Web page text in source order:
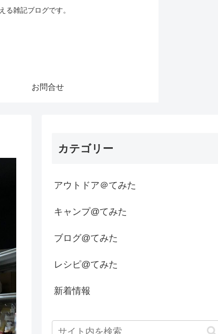
る雑記ブログです。
お問合せ
カテゴリー
アウトドア＠てみた
キャンプ@てみた
ブログ@てみた
レシピ@てみた
新着情報